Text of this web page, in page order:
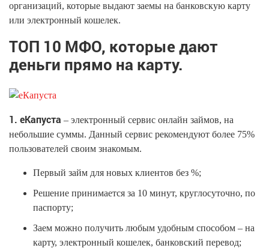
организаций, которые выдают заемы на банковскую карту
или электронный кошелек.
ТОП 10 МФО, которые дают
деньги прямо на карту.
1. еКапуста – электронный сервис онлайн займов, на
небольшие суммы. Данный сервис рекомендуют более 75%
пользователей своим знакомым.
Первый займ для новых клиентов без %;
Решение принимается за 10 минут, круглосуточно, по
паспорту;
Заем можно получить любым удобным способом – на
карту, электронный кошелек, банковский перевод;